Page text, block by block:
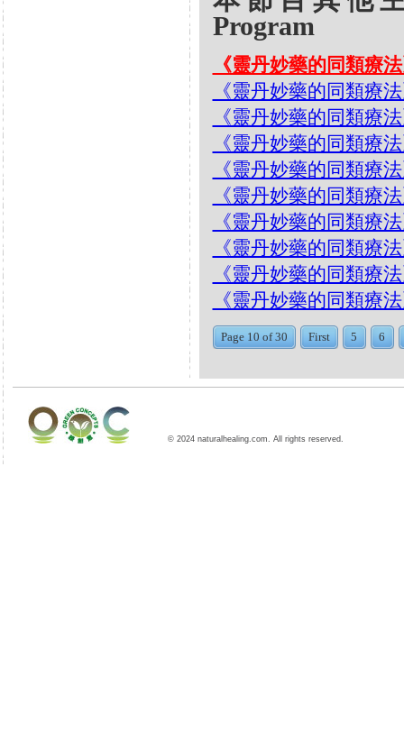
Program
《靈丹妙藥的同類療
《靈丹妙藥的同類療
《靈丹妙藥的同類療
《靈丹妙藥的同類療
《靈丹妙藥的同類療
《靈丹妙藥的同類療
《靈丹妙藥的同類療
《靈丹妙藥的同類療
《靈丹妙藥的同類療
《靈丹妙藥的同類療
Page 10 of 30 First 5 6
© 2024 naturalhealing.com. All rights reserved.